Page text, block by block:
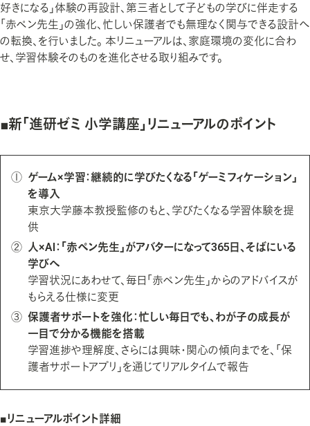
好きになる」体験の再設計、第三者として子どもの学びに伴走する
「赤ペン先生」の強化、忙しい保護者でも無理なく関与できる設計へ
の転換、を行いました。 本リニューアルは、家庭環境の変化に合わ
せ、学習体験そのものを進化させる取り組みです。
■新「進研ゼミ 小学講座」リニューアルのポイント
① ゲーム×学習：継続的に学びたくなる「ゲーミフィケーション」
を導入
東京大学藤本教授監修のもと、学びたくなる学習体験を提
供
② 人×AI：「赤ペン先生」がアバターになって365日、そばにいる
学びへ
学習状況にあわせて、毎日「赤ペン先生」からのアドバイスが
もらえる仕様に変更
③ 保護者サポートを強化：忙しい毎日でも、わが子の成長が
一目で分かる機能を搭載
学習進捗や理解度、さらには興味・関心の傾向までを、「保
護者サポートアプリ」を通じてリアルタイムで報告
■リニューアルポイント詳細